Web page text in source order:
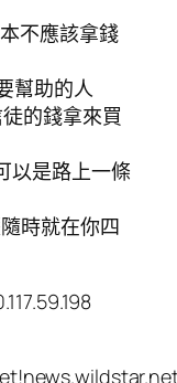
不應該拿錢
幫助的人
的錢拿來買
以是路上一條
時就在你四